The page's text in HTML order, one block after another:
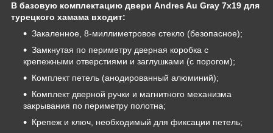
В базовую комплектацию двери Andres Au Gray 7х19 для
турецкого хамама входит:
Закаленное, 8-миллиметровое стекло (безопасное);
Замкнутая по периметру дверная коробка с
крепежными отверстиями и заглушками (с порогом);
Комплект петель (анодированный алюминий);
Комплект дверной ручки и магнитного механизма
закрывания по периметру полотна;
Крепеж и ключ, необходимый для фиксации петель;